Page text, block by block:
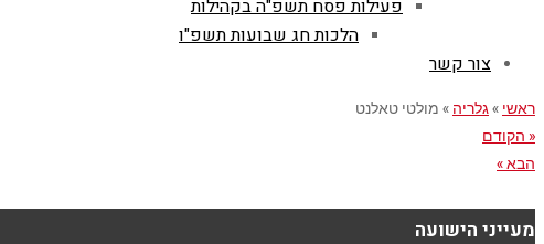
פעילות פסח תשפ"ה בקהילות
הלכות חג שבועות תשפ"ו
צור קשר
ראשי »גלריה » מולטי טאלנט
« הקודם
הבא »
מעייני הישועה